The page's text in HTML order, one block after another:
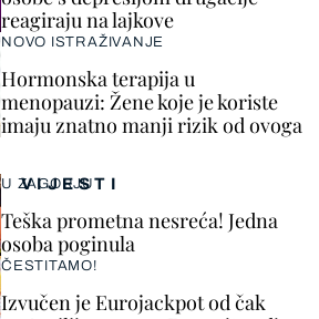
VIJESTI
U ZAGORJU
Teška prometna nesreća! Jedna
osoba poginula
ČESTITAMO!
Izvučen je Eurojackpot od čak
reagiraju na lajkove
NOVO ISTRAŽIVANJE
Hormonska terapija u
menopauzi: Žene koje je koriste
imaju znatno manji rizik od ovoga